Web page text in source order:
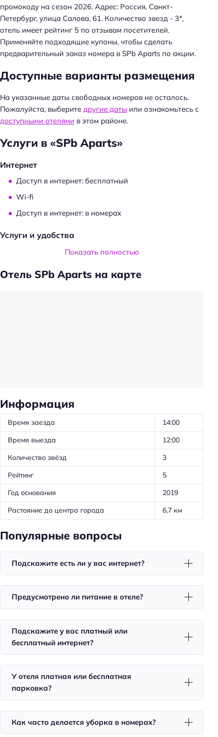
промокоду на сезон 2026. Адрес: Россия, Санкт-
Петербург, улица Салова, 61. Количество звезд - 3*,
отель имеет рейтинг 5 по отзывам посетителей.
Применяйте подходящие купоны, чтобы сделать
предварительный заказ номера в SPb Aparts по акции.
Доступные варианты размещения
На указанные даты свободных номеров не осталось.
Пожалуйста, выберите другие даты или ознакомьтесь с
доступными отелями в этом районе.
Услуги в «SPb Aparts»
Интернет
Доступ в интернет: бесплатный
Wi-fi
Доступ в интернет: в номерах
Услуги и удобства
Камера хранения
Прокат: машин
Оборудование для кухни: плита
Оборудование для кухни: посудомойка
Тип сейфа: в номере
Удобства в номерах
Кухня/кухонный уголок в номере
Стиральная машина
Кондиционер в номере
Совмещённые номера
Телевизор в номере
Утюг
Холодильник
Фен
Двуспальная кровать кинг-сайз
Питание
Кафе
Количество ресторанов: 2
Показать полностью
Отель SPb Aparts на карте
Информация
Время заезда
14:00
Время выезда
12:00
Количество звёзд
3
Рейтинг
5
Год основания
2019
Растояние до центра города
6,7 км
Популярные вопросы
Подскажите есть ли у вас интернет?
Предусмотрено ли питание в отеле?
Подскажите у вас платный или
бесплатный интернет?
У отеля платная или бесплатная
парковка?
Как часто делается уборка в номерах?
Н
а
т
: